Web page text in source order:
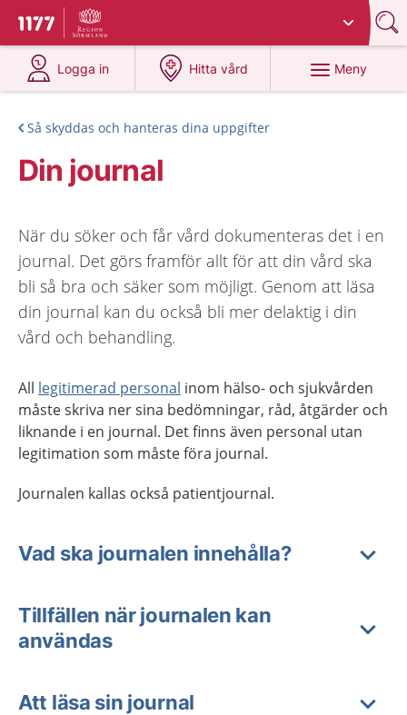
Till startsidan för 1177
Du har valt region
Logga in
på 1177.se
Hitta vård
på 1177.se
Meny
Så skyddas och hanteras dina uppgifter
Din journal
När du söker och får vård dokumenteras det i en
journal. Det görs framför allt för att din vård ska
bli så bra och säker som möjligt. Genom att läsa
din journal kan du också bli mer delaktig i din
vård och behandling.
All legitimerad personal inom hälso- och sjukvården
måste skriva ner sina bedömningar, råd, åtgärder och
liknande i en journal. Det finns även personal utan
legitimation som måste föra journal.
Journalen kallas också patientjournal.
Vad ska journalen innehålla?
Tillfällen när journalen kan
användas
Att läsa sin journal